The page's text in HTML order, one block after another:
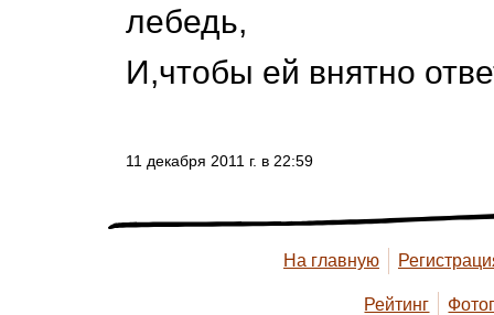
лебедь,
И,чтобы ей внятно
11 декабря 2011 г. в 22:59
На главную
Рейтинг